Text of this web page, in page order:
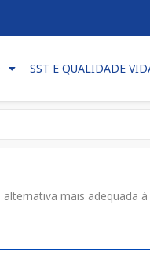
SST E QUALIDADE
mais adequada